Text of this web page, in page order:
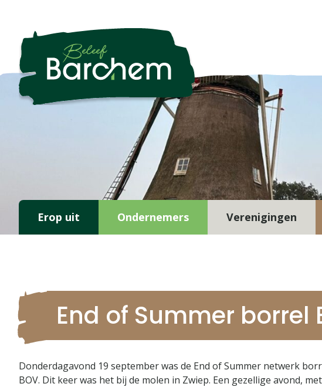
Erop uit Ondernemers Verenigingen
End of Summer borrel
Donderdagavond 19 september was de End of Summer netwerk
BOV. Dit keer was het bij de molen in Zwiep. Een gezellige avond,